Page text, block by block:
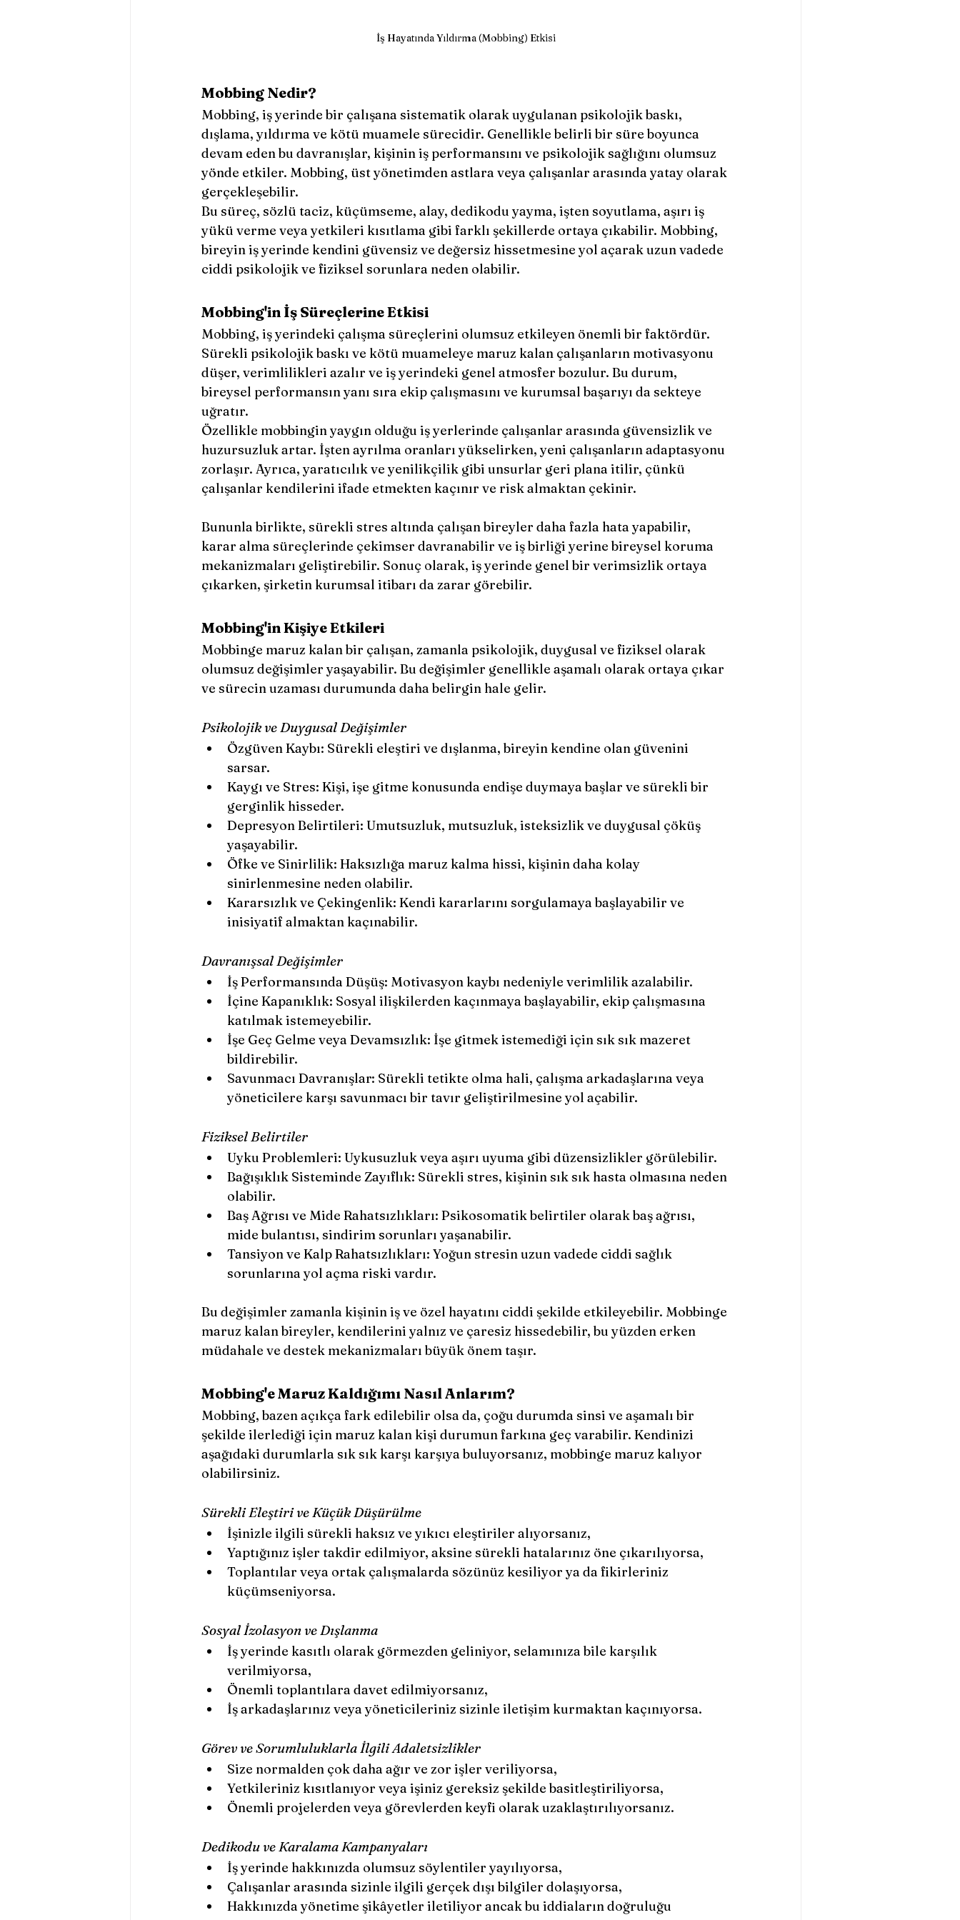
İş Hayatında Yıldırma (Mobbing) Etkisi
Mobbing Nedir?
Mobbing, iş yerinde bir çalışana sistematik olarak uygulanan psikolojik baskı,
dışlama, yıldırma ve kötü muamele sürecidir. Genellikle belirli bir süre boyunca
devam eden bu davranışlar, kişinin iş performansını ve psikolojik sağlığını olumsuz
yönde etkiler. Mobbing, üst yönetimden astlara veya çalışanlar arasında yatay olarak
gerçekleşebilir.
Bu süreç, sözlü taciz, küçümseme, alay, dedikodu yayma, işten soyutlama, aşırı iş
yükü verme veya yetkileri kısıtlama gibi farklı şekillerde ortaya çıkabilir. Mobbing,
bireyin iş yerinde kendini güvensiz ve değersiz hissetmesine yol açarak uzun vadede
ciddi psikolojik ve fiziksel sorunlara neden olabilir.
Mobbing'in İş Süreçlerine Etkisi
Mobbing, iş yerindeki çalışma süreçlerini olumsuz etkileyen önemli bir faktördür.
Sürekli psikolojik baskı ve kötü muameleye maruz kalan çalışanların motivasyonu
düşer, verimlilikleri azalır ve iş yerindeki genel atmosfer bozulur. Bu durum,
bireysel performansın yanı sıra ekip çalışmasını ve kurumsal başarıyı da sekteye
uğratır.
Özellikle mobbingin yaygın olduğu iş yerlerinde çalışanlar arasında güvensizlik ve
huzursuzluk artar. İşten ayrılma oranları yükselirken, yeni çalışanların adaptasyonu
zorlaşır. Ayrıca, yaratıcılık ve yenilikçilik gibi unsurlar geri plana itilir, çünkü
çalışanlar kendilerini ifade etmekten kaçınır ve risk almaktan çekinir.
Bununla birlikte, sürekli stres altında çalışan bireyler daha fazla hata yapabilir,
karar alma süreçlerinde çekimser davranabilir ve iş birliği yerine bireysel koruma
mekanizmaları geliştirebilir. Sonuç olarak, iş yerinde genel bir verimsizlik ortaya
çıkarken, şirketin kurumsal itibarı da zarar görebilir.
Mobbing'in Kişiye Etkileri
Mobbinge maruz kalan bir çalışan, zamanla psikolojik, duygusal ve fiziksel olarak
olumsuz değişimler yaşayabilir. Bu değişimler genellikle aşamalı olarak ortaya çıkar
ve sürecin uzaması durumunda daha belirgin hale gelir.
Psikolojik ve Duygusal Değişimler
Özgüven Kaybı: Sürekli eleştiri ve dışlanma, bireyin kendine olan güvenini
sarsar.
Kaygı ve Stres: Kişi, işe gitme konusunda endişe duymaya başlar ve sürekli bir
gerginlik hisseder.
Depresyon Belirtileri: Umutsuzluk, mutsuzluk, isteksizlik ve duygusal çöküş
yaşayabilir.
Öfke ve Sinirlilik: Haksızlığa maruz kalma hissi, kişinin daha kolay
sinirlenmesine neden olabilir.
Kararsızlık ve Çekingenlik: Kendi kararlarını sorgulamaya başlayabilir ve
inisiyatif almaktan kaçınabilir.
Davranışsal Değişimler
İş Performansında Düşüş: Motivasyon kaybı nedeniyle verimlilik azalabilir.
İçine Kapanıklık: Sosyal ilişkilerden kaçınmaya başlayabilir, ekip çalışmasına
katılmak istemeyebilir.
İşe Geç Gelme veya Devamsızlık: İşe gitmek istemediği için sık sık mazeret
bildirebilir.
Savunmacı Davranışlar: Sürekli tetikte olma hali, çalışma arkadaşlarına veya
yöneticilere karşı savunmacı bir tavır geliştirilmesine yol açabilir.
Fiziksel Belirtiler
Uyku Problemleri: Uykusuzluk veya aşırı uyuma gibi düzensizlikler görülebilir.
Bağışıklık Sisteminde Zayıflık: Sürekli stres, kişinin sık sık hasta olmasına neden
olabilir.
Baş Ağrısı ve Mide Rahatsızlıkları: Psikosomatik belirtiler olarak baş ağrısı,
mide bulantısı, sindirim sorunları yaşanabilir.
Tansiyon ve Kalp Rahatsızlıkları: Yoğun stresin uzun vadede ciddi sağlık
sorunlarına yol açma riski vardır.
Bu değişimler zamanla kişinin iş ve özel hayatını ciddi şekilde etkileyebilir. Mobbinge
maruz kalan bireyler, kendilerini yalnız ve çaresiz hissedebilir, bu yüzden erken
müdahale ve destek mekanizmaları büyük önem taşır.
Mobbing'e Maruz Kaldığımı Nasıl Anlarım?
Mobbing, bazen açıkça fark edilebilir olsa da, çoğu durumda sinsi ve aşamalı bir
şekilde ilerlediği için maruz kalan kişi durumun farkına geç varabilir. Kendinizi
aşağıdaki durumlarla sık sık karşı karşıya buluyorsanız, mobbinge maruz kalıyor
olabilirsiniz.
Sürekli Eleştiri ve Küçük Düşürülme
İşinizle ilgili sürekli haksız ve yıkıcı eleştiriler alıyorsanız,
Yaptığınız işler takdir edilmiyor, aksine sürekli hatalarınız öne çıkarılıyorsa,
Toplantılar veya ortak çalışmalarda sözünüz kesiliyor ya da fikirleriniz
küçümseniyorsa.
Sosyal İzolasyon ve Dışlanma
İş yerinde kasıtlı olarak görmezden geliniyor, selamınıza bile karşılık
verilmiyorsa,
Önemli toplantılara davet edilmiyorsanız,
İş arkadaşlarınız veya yöneticileriniz sizinle iletişim kurmaktan kaçınıyorsa.
Görev ve Sorumluluklarla İlgili Adaletsizlikler
Size normalden çok daha ağır ve zor işler veriliyorsa,
Yetkileriniz kısıtlanıyor veya işiniz gereksiz şekilde basitleştiriliyorsa,
Önemli projelerden veya görevlerden keyfi olarak uzaklaştırılıyorsanız.
Dedikodu ve Karalama Kampanyaları
İş yerinde hakkınızda olumsuz söylentiler yayılıyorsa,
Çalışanlar arasında sizinle ilgili gerçek dışı bilgiler dolaşıyorsa,
Hakkınızda yönetime şikâyetler iletiliyor ancak bu iddiaların doğruluğu